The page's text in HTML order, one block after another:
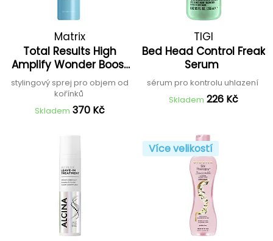
Matrix
Total Results High
Amplify Wonder Boost
Root Lifter
stylingový sprej pro objem od
kořínků
Skladem 370 Kč
TIGI
Bed Head Control Freak
Serum
sérum pro kontrolu uhlazení
Skladem 226 Kč
Více velikostí